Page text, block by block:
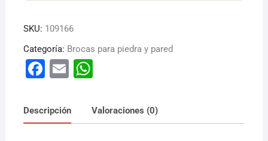
SKU: 109166
Categoría: Brocas para piedra y pared
F
c
e
E
ai
l
W
at
s
Descripción Valoraciones (0)